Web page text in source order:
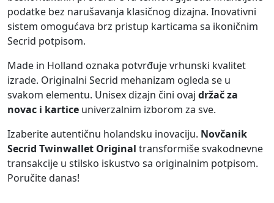
podatke bez narušavanja klasičnog dizajna. Inovativni
sistem omogućava brz pristup karticama sa ikoničnim
Secrid potpisom.
Made in Holland oznaka potvrđuje vrhunski kvalitet
izrade. Originalni Secrid mehanizam ogleda se u
svakom elementu. Unisex dizajn čini ovaj držač za
novac i kartice univerzalnim izborom za sve.
Izaberite autentičnu holandsku inovaciju. Novčanik
Secrid Twinwallet Original transformiše svakodnevne
transakcije u stilsko iskustvo sa originalnim potpisom.
Poručite danas!